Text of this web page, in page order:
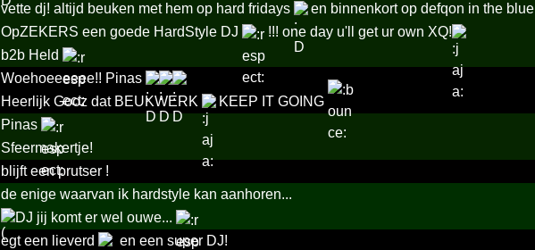
vette dj! altijd beuken met hem op hard fridays en binnenkort op defqon in the blue
OpZEKERS een goede HardStyle DJ !!! one day u'll get ur own XQ!
b2b Held
Woehoeeeeee!! Pinas
Heerlijk Gooz dat BEUKWERK KEEP IT GOING
Pinas
Sfeermakertje!
blijft een prutser !
de enige waarvan ik hardstyle kan aanhoren...
DJ jij komt er wel ouwe...
egt een lieverd en een super DJ!